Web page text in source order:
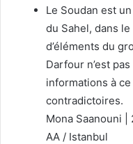
Le Soudan est
du Sahel, dans
d’éléments du
Darfour n’est
informations à
contradictoires.
Mona Saanouni |
AA / Istanbul